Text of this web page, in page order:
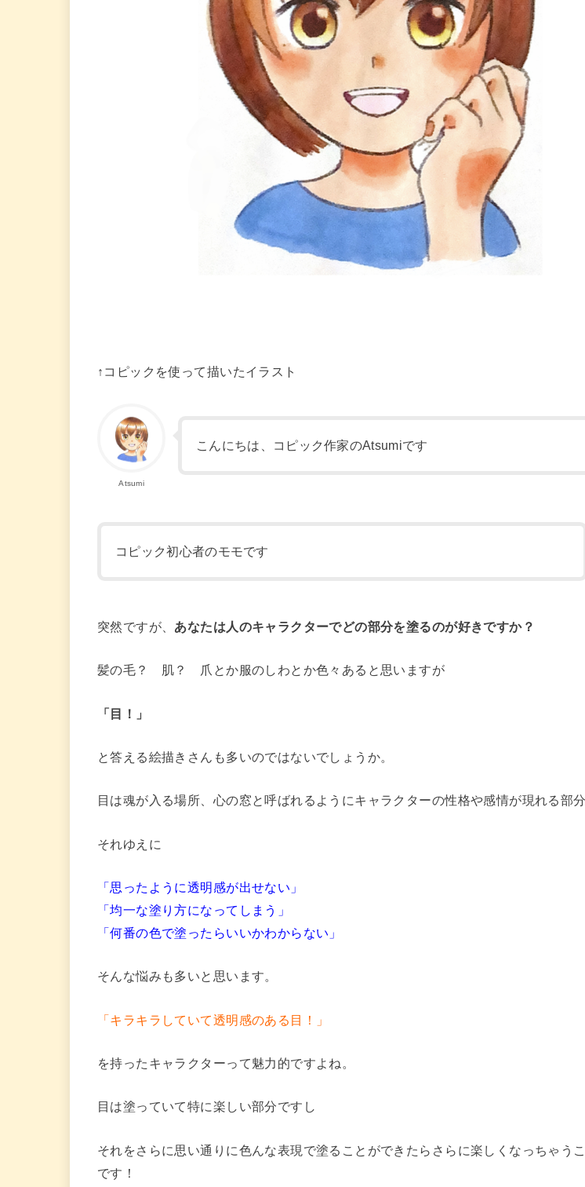
↑コピックを使って描いたイラスト
Atsumi
こんにちは、コピック作家のAtsumiです
コピック初心者のモモです
突然ですが、 あなたは人のキャラクターでどの部分を塗るのが好きですか？
髪の毛？ 肌？ 爪とか服のしわとか色々あると思いますが
「目！」
と答える絵描きさんも多いのではないでしょうか。
目は魂が入る場所、心の窓と呼ばれるようにキャラクターの性格や感情が現れる部分
それゆえに
「思ったように透明感が出せない」
「均一な塗り方になってしまう」
「何番の色で塗ったらいいかわからない」
そんな悩みも多いと思います。
「キラキラしていて透明感のある目！」
を持ったキャラクターって魅力的ですよね。
目は塗っていて特に楽しい部分ですし
それをさらに思い通りに色んな表現で塗ることができたらさらに楽しくなっちゃう
です！